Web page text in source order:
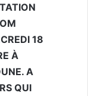
18
À
A
QUI